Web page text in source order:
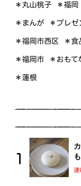
＊丸山桃子 ＊福岡
＊まんが ＊プレゼ
＊福岡市西区 ＊食
＊福岡市 ＊おもて
＊蓮根
連